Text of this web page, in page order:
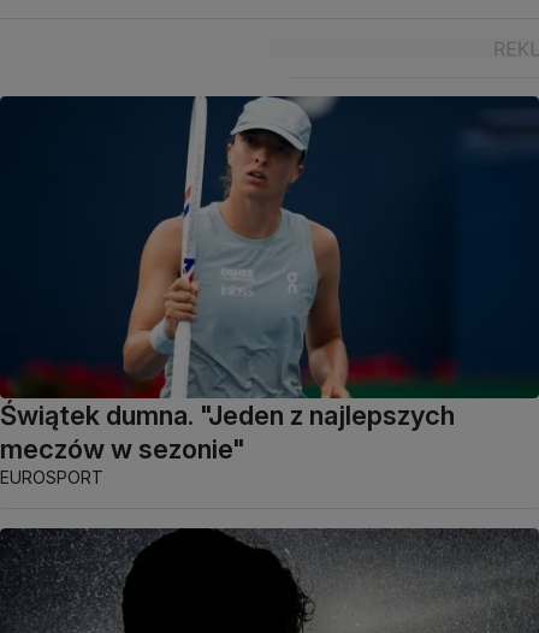
Świątek dumna. "Jeden z najlepszych
meczów w sezonie"
EUROSPORT